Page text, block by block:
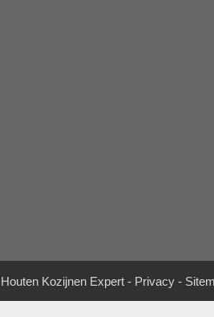
Houten Kozijnen Expert - Privacy -